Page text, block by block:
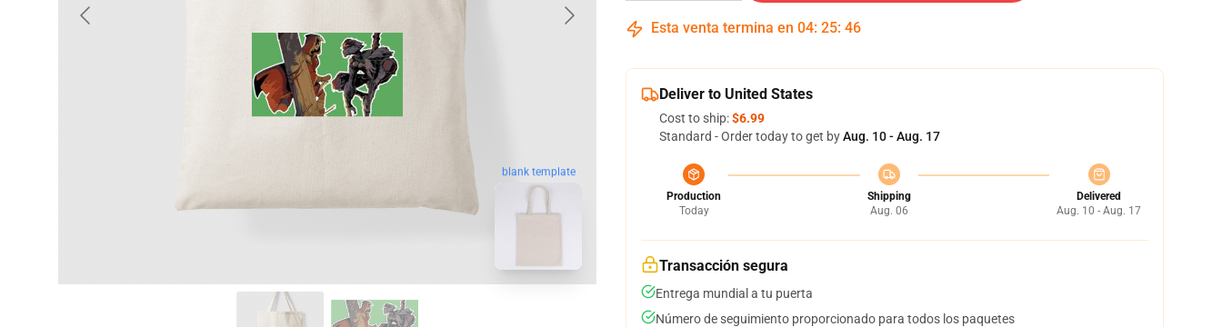
blank template
Esta venta termina en 04: 25: 45
Deliver to United States
Cost to ship:$6.99
Standard - Order today to get byAug. 10 - Aug. 17
Production
Today
Shipping
Aug. 06
Delivered
Aug. 10 - Aug. 17
Transacción segura
Entrega mundial a tu puerta
Número de seguimiento proporcionado para todos los paquetes